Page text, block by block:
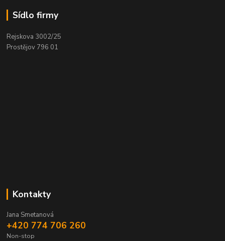
Sídlo firmy
Rejskova 3002/25
Prostějov 796 01
Kontakty
Jana Smetanová
+420 774 706 260
Non-stop